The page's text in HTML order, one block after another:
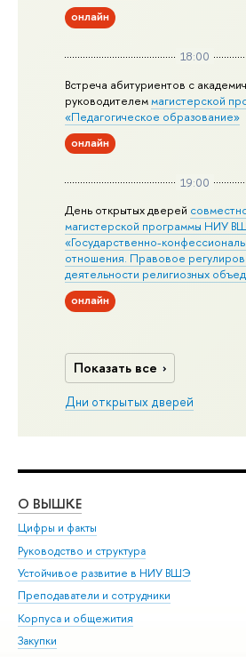
онлайн
18:00
Встреча абитуриентов с
руководителеммагистерской
«Педагогическое образование»
онлайн
19:00
День открытых дверей
магистерской программы НИУ
«Государственно-
отношения. Правовое
деятельности религиозных
онлайн
Показать все
Дни открытых дверей
О ВЫШКЕ
Цифры и факты
Руководство и структура
Устойчивое развитие в НИУ ВШЭ
Преподаватели и сотрудники
Корпуса и общежития
Закупки